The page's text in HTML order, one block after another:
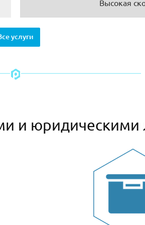
Высокая
услуги
и юридическими